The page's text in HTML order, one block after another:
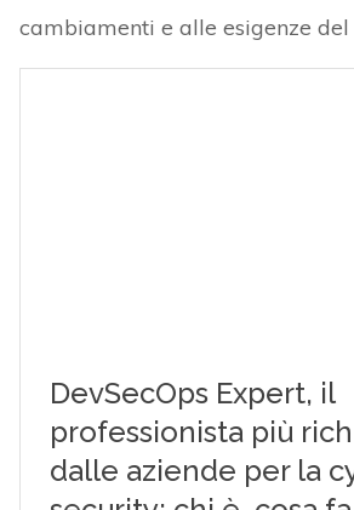
cambiamenti e alle esigenze del